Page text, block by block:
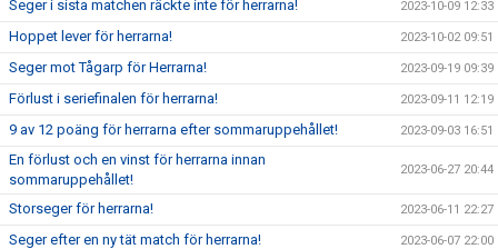
Seger i sista matchen räckte inte för herrarna! 2023-10-09 12:33
Hoppet lever för herrarna! 2023-10-02 09:51
Seger mot Tågarp för Herrarna! 2023-09-19 09:39
Förlust i seriefinalen för herrarna! 2023-09-11 12:19
9 av 12 poäng för herrarna efter sommaruppehållet! 2023-09-03 16:51
En förlust och en vinst för herrarna innan
sommaruppehållet!
2023-06-27 20:44
Storseger för herrarna! 2023-06-11 22:27
Seger efter en ny tät match för herrarna! 2023-06-07 22:00